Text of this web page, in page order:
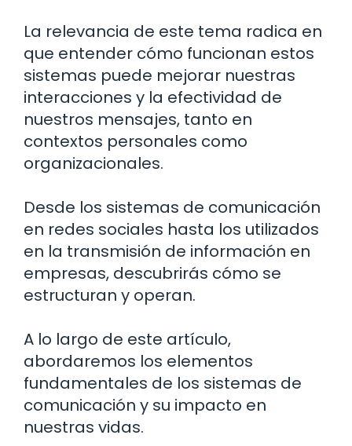
La relevancia de este tema radica en
que entender cómo funcionan estos
sistemas puede mejorar nuestras
interacciones y la efectividad de
nuestros mensajes, tanto en
contextos personales como
organizacionales.
Desde los sistemas de comunicación
en redes sociales hasta los utilizados
en la transmisión de información en
empresas, descubrirás cómo se
estructuran y operan.
A lo largo de este artículo,
abordaremos los elementos
fundamentales de los sistemas de
comunicación y su impacto en
nuestras vidas.